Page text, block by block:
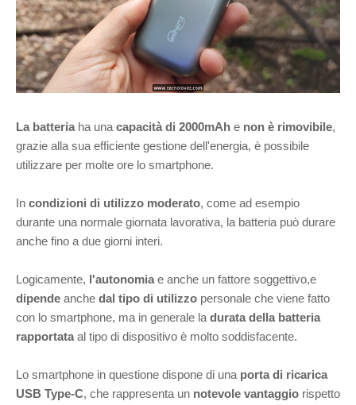
La batteria ha una capacità di 2000mAh e non è rimovibile,
grazie alla sua efficiente gestione dell'energia, è possibile
utilizzare per molte ore lo smartphone.
In condizioni di utilizzo moderato, come ad esempio
durante una normale giornata lavorativa, la batteria può durare
anche fino a due giorni interi.
Logicamente, l'autonomia e anche un fattore soggettivo,e
dipende anche dal tipo di utilizzo personale che viene fatto
con lo smartphone, ma in generale la durata della batteria
rapportata al tipo di dispositivo è molto soddisfacente.
Lo smartphone in questione dispone di una porta di ricarica
USB Type-C, che rappresenta un notevole vantaggio rispetto